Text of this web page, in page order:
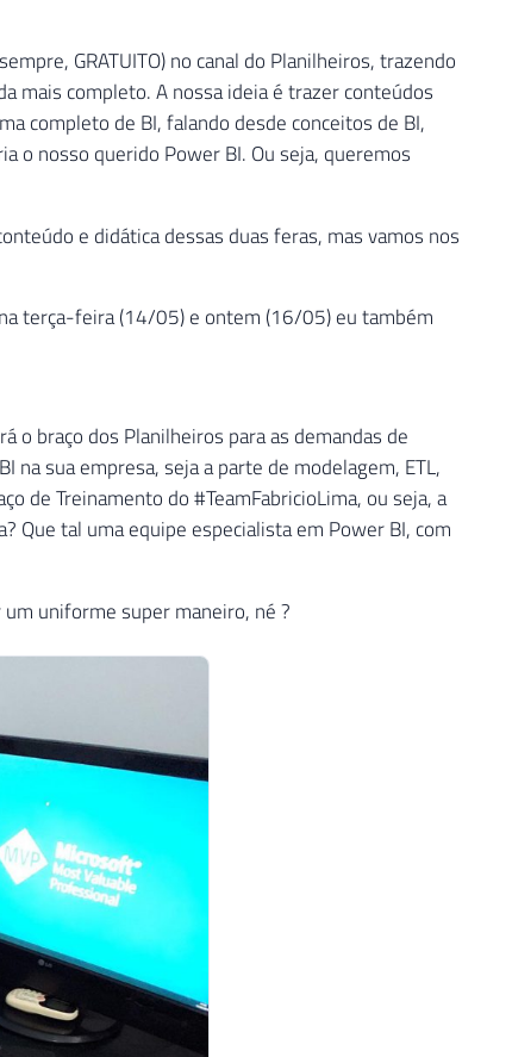
GRATUITO) no canal do Planilheiros, trazendo
mais completo. A nossa ideia é trazer conteúdos
completo de BI, falando desde conceitos de BI,
o nosso querido Power BI. Ou seja, queremos
e didática dessas duas feras, mas vamos nos
na terça-feira (14/05) e ontem (16/05) eu também
o braço dos Planilheiros para as demandas de
sua empresa, seja a parte de modelagem, ETL,
de Treinamento do #TeamFabricioLima, ou seja, a
Que tal uma equipe especialista em Power BI, com
uniforme super maneiro, né ?